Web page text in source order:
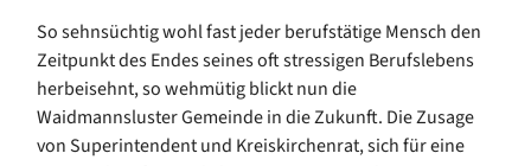
So sehnsüchtig wohl fast jeder berufstätige Mensch den
Zeitpunkt des Endes seines oft stressigen Berufslebens
herbeisehnt, so wehmütig blickt nun die
Waidmannsluster Gemeinde in die Zukunft. Die Zusage
von Superintendent und Kreiskirchenrat, sich für eine